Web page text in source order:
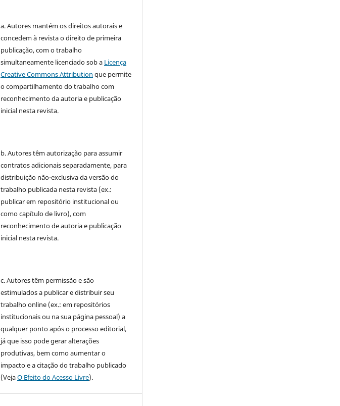
a. Autores mantém os direitos autorais e
concedem à revista o direito de primeira
publicação, com o trabalho
simultaneamente licenciado sob a Licença
Creative Commons Attribution que permite
o compartilhamento do trabalho com
reconhecimento da autoria e publicação
inicial nesta revista.
b. Autores têm autorização para assumir
contratos adicionais separadamente, para
distribuição não-exclusiva da versão do
trabalho publicada nesta revista (ex.:
publicar em repositório institucional ou
como capítulo de livro), com
reconhecimento de autoria e publicação
inicial nesta revista.
c. Autores têm permissão e são
estimulados a publicar e distribuir seu
trabalho online (ex.: em repositórios
institucionais ou na sua página pessoal) a
qualquer ponto após o processo editorial,
já que isso pode gerar alterações
produtivas, bem como aumentar o
impacto e a citação do trabalho publicado
(VejaO Efeito do Acesso Livre).